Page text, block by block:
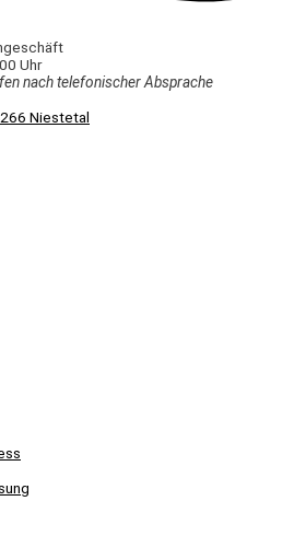
Uhr
nach telefonischer Absprache
Niestetal